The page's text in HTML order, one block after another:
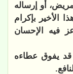
أو إرساله
الأخير بإكرام
فيه الإحسان
قد يفوق عطاءه